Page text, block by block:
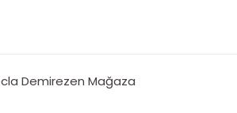
Demirezen Mağaza